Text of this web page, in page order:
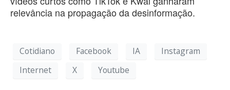
relevância na propagação da desinformação.
Cotidiano Facebook IA
Instagram
Internet
X Youtube